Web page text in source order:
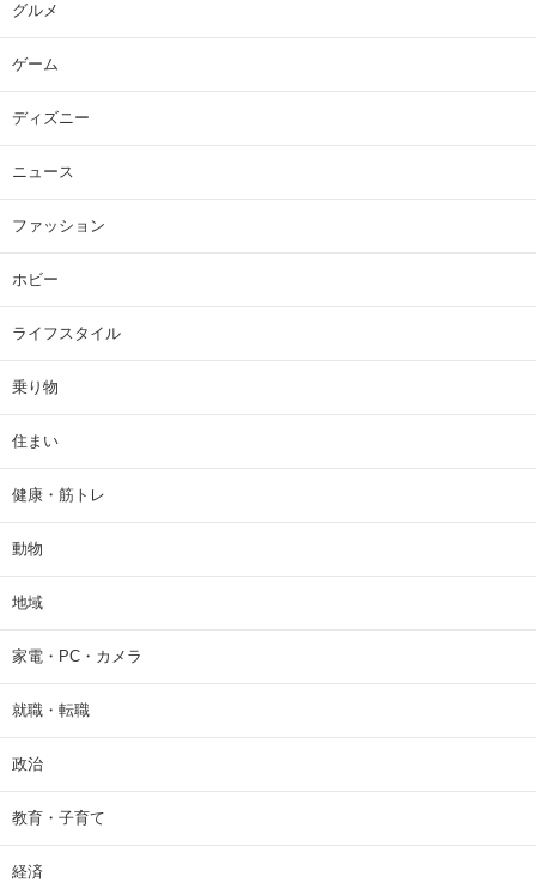
グルメ
ゲーム
ディズニー
ニュース
ファッション
ホビー
ライフスタイル
乗り物
住まい
健康・筋トレ
動物
地域
家電・PC・カメラ
就職・転職
政治
教育・子育て
経済